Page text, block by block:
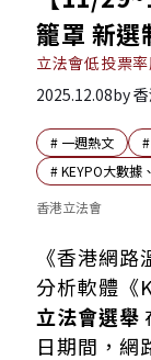
籠罩 新選
立法會低投票
2025.12.08by
# 一週熱文 #
#KEYPO大數據、
香港立法會
本次選情的
一、大火影響
二、「愛國者
三、直選選情
《香港網
分析軟體《
立法會選舉
日期間，網